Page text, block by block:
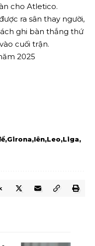
cho Atletico.
ra sân thay người,
ghi bàn thắng thứ
cuối trận.
2025
Girona lên Leo Liga